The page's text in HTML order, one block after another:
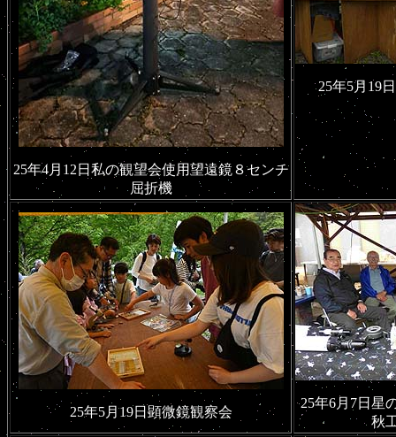
25年4月12日私の観望会使用望遠鏡８センチ
屈折機
25年5月19
25年5月19日顕微鏡観察会
25年6月7日星
秋